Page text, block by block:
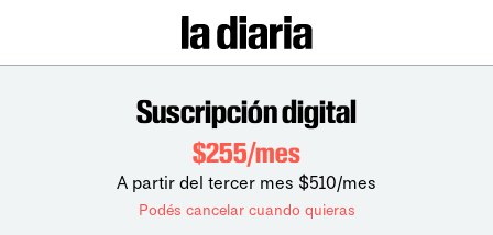
Suscripción digital
$255/mes
A partir del tercer mes $510/mes
Podés cancelar cuando quieras